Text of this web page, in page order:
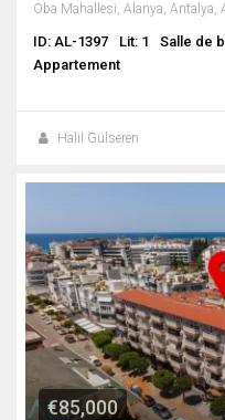
ID: AL-1397 Lit: 1 Salle de
Appartement
Halil Gülseren
€85,000